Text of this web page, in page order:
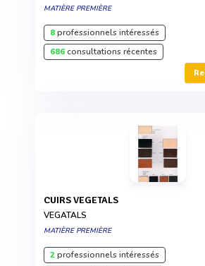
MATIÈRE PREMIÈRE
8professionnels intéressés
686consultations récentes
CUIRS VEGETALS
VEGATALS
MATIÈRE PREMIÈRE
2professionnels intéressés